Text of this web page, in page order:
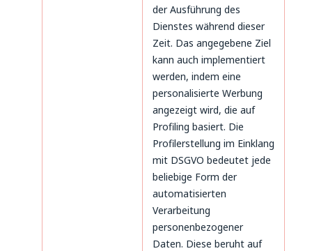
der Ausführung des
Dienstes während dieser
Zeit. Das angegebene Ziel
kann auch implementiert
werden, indem eine
personalisierte Werbung
angezeigt wird, die auf
Profiling basiert. Die
Profilerstellung im Einklang
mit DSGVO bedeutet jede
beliebige Form der
automatisierten
Verarbeitung
personenbezogener
Daten. Diese beruht auf